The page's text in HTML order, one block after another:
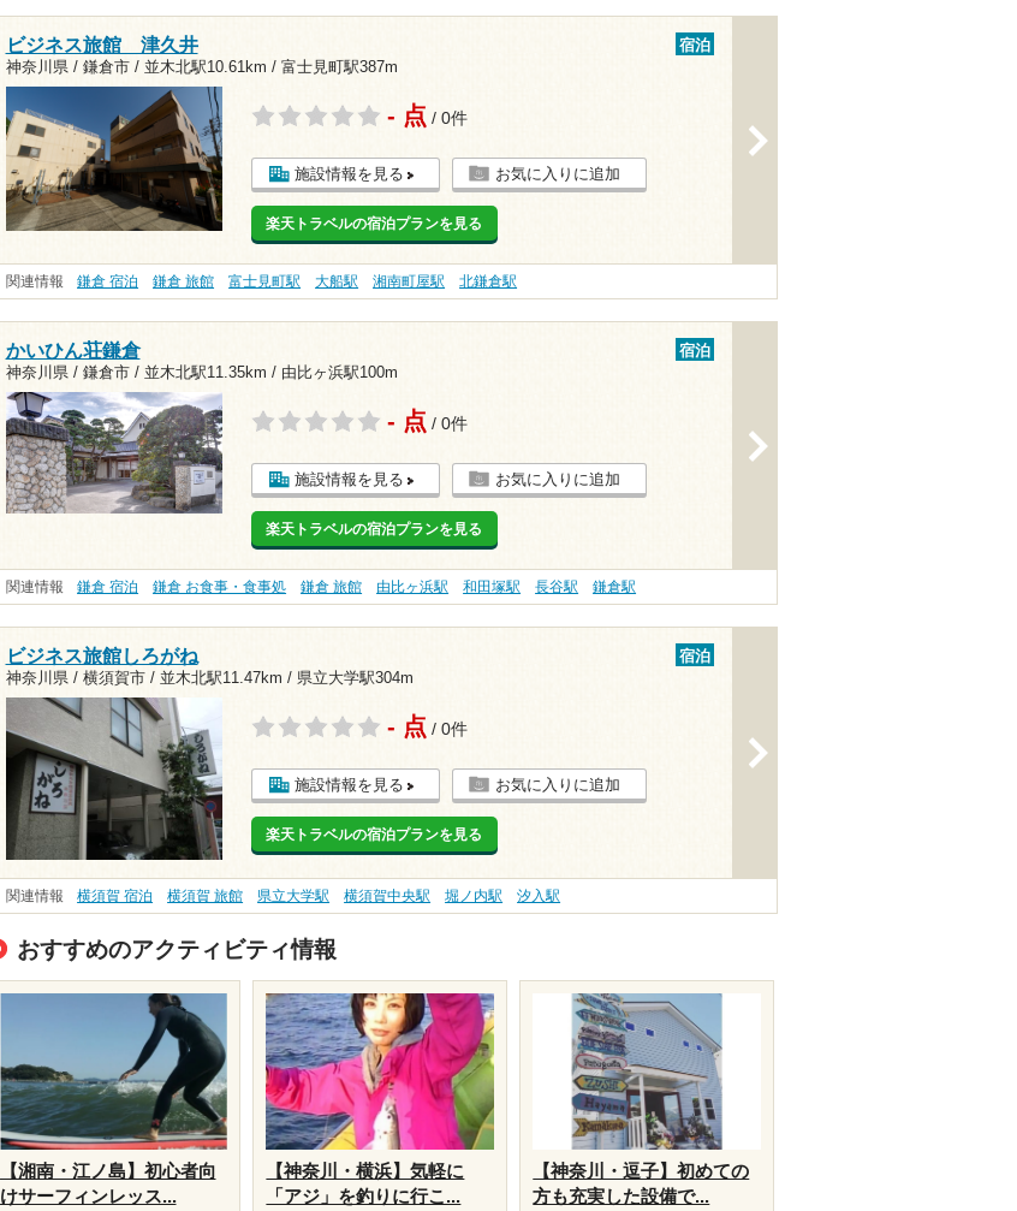
ビジネス旅館 津久井
神奈川県 / 鎌倉市 / 並木北駅10.61km / 富士見町駅387m
宿泊
- 点 / 0件
施設情報を見る お気に入りに追加
楽天トラベルの宿泊プランを見る
関連情報 鎌倉 宿泊 鎌倉 旅館 富士見町駅 大船駅 湘南町屋駅 北鎌倉駅
かいひん荘鎌倉
神奈川県 / 鎌倉市 / 並木北駅11.35km / 由比ヶ浜駅100m
宿泊
- 点 / 0件
施設情報を見る お気に入りに追加
楽天トラベルの宿泊プランを見る
関連情報 鎌倉 宿泊 鎌倉 お食事・食事処 鎌倉 旅館 由比ヶ浜駅 和田塚駅 長谷駅 鎌倉駅
ビジネス旅館しろがね
神奈川県 / 横須賀市 / 並木北駅11.47km / 県立大学駅304m
宿泊
- 点 / 0件
施設情報を見る お気に入りに追加
楽天トラベルの宿泊プランを見る
関連情報 横須賀 宿泊 横須賀 旅館 県立大学駅 横須賀中央駅 堀ノ内駅 汐入駅
おすすめのアクティビティ情報
【湘南・江ノ島】初心者向
けサーフィンレッス...
【神奈川・横浜】気軽に
「アジ」を釣りに行こ...
【神奈川・逗子】初めての
方も充実した設備で...